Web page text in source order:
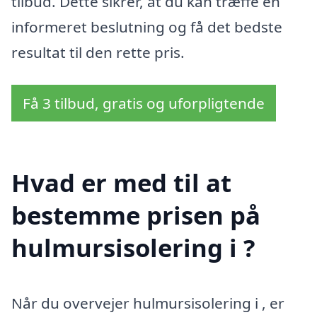
informeret beslutning og få det bedste
resultat til den rette pris.
Få 3 tilbud, gratis og uforpligtende
Hvad er med til at
bestemme prisen på
hulmursisolering i ?
Når du overvejer hulmursisolering i , er